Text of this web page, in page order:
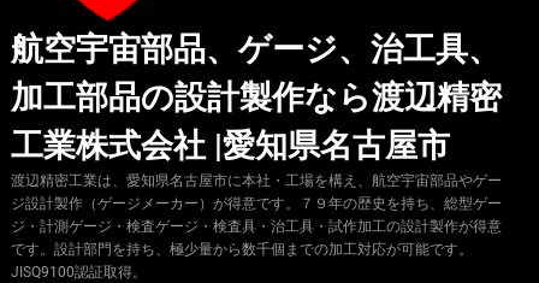
航空宇宙部品、ゲージ、治工具、
加工部品の設計製作なら渡辺精密
工業株式会社 |愛知県名古屋市
渡辺精密工業は、愛知県名古屋市に本社・工場を構え、航空宇宙部品やゲー
ジ設計製作（ゲージメーカー）が得意です。７９年の歴史を持ち、総型ゲー
ジ・計測ゲージ・検査ゲージ・検査具・治工具・試作加工の設計製作が得意
です。設計部門を持ち、極少量から数千個までの加工対応が可能です。
JISQ9100認証取得。